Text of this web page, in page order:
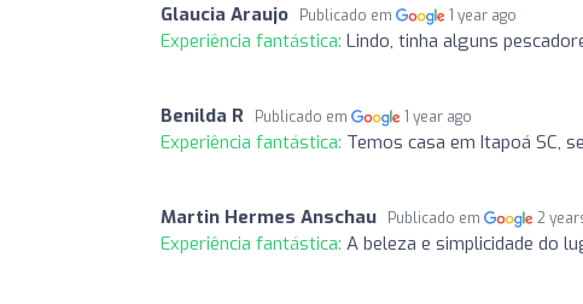
Glaucia Araujo Publicado em 1 year ago
Experiência fantástica: Lindo, tinha alguns
Benilda R Publicado em 1 year ago
Experiência fantástica: Temos casa em Itapoá SC,
Martin Hermes Anschau Publicado em 2
Experiência fantástica: A beleza e simplicidade do